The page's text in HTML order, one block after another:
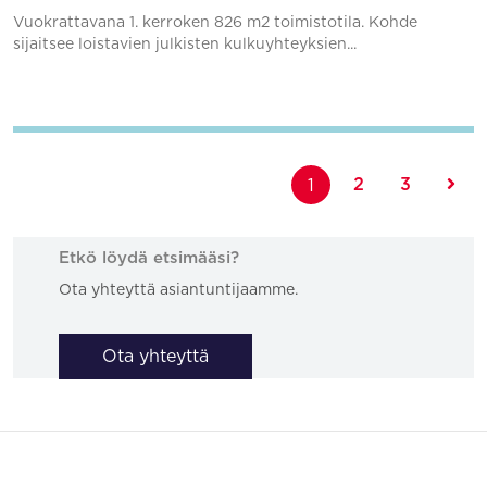
Vuokrattavana 1. kerroken 826 m2 toimistotila. Kohde
sijaitsee loistavien julkisten kulkuyhteyksien...
1 2 3
Etkö löydä etsimääsi?
Ota yhteyttä asiantuntijaamme.
Ota yhteyttä